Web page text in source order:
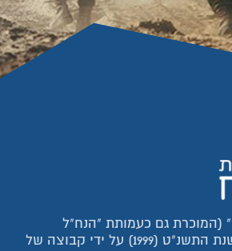
(המוכרת גם כעמותת "הנח"ל
החרדי") הוקמה בשנת התשנ"ט (1999) על ידי קבוצה של